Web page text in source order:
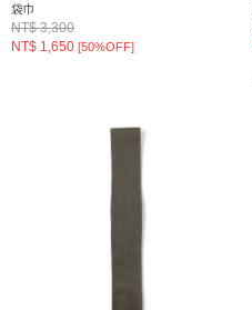
袋巾
NT$ 3,300
NT$ 1,650 [50%OFF]